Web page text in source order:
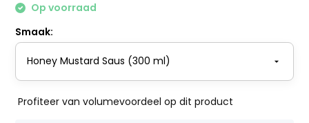
Op voorraad
Smaak:
Profiteer van volumevoordeel op dit product